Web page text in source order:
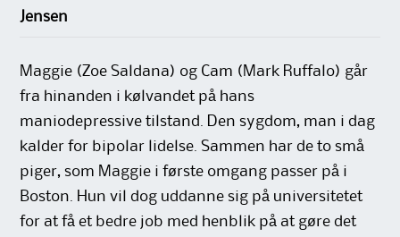
Jensen
Maggie (Zoe Saldana) og Cam (Mark Ruffalo) går
fra hinanden i kølvandet på hans
maniodepressive tilstand. Den sygdom, man i dag
kalder for bipolar lidelse. Sammen har de to små
piger, som Maggie i første omgang passer på i
Boston. Hun vil dog uddanne sig på universitetet
for at få et bedre job med henblik på at gøre det